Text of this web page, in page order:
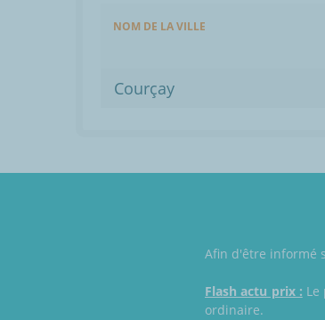
NOM DE LA VILLE
Courçay
Afin d'être informé
Flash actu prix :
ordinaire.